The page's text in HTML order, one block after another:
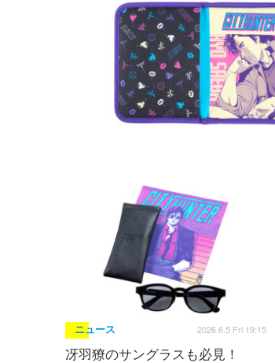
ニュース 2026.6.5 Fri 19:15
冴羽獠のサングラスも必見！